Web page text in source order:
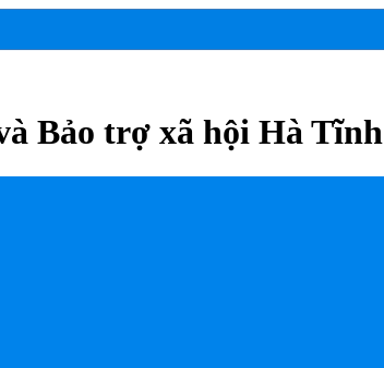
Bảo trợ xã hội Hà Tĩnh